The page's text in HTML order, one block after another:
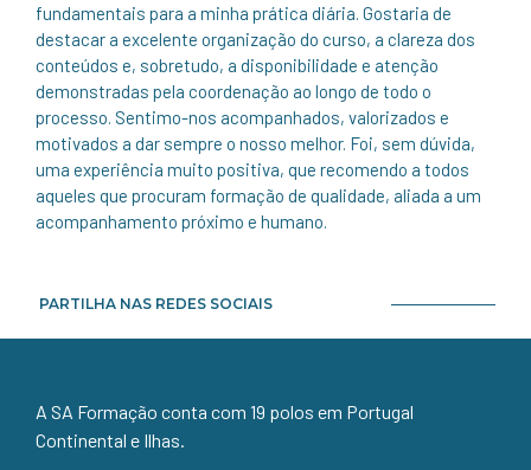
fundamentais para a minha prática diária. Gostaria de
destacar a excelente organização do curso, a clareza dos
conteúdos e, sobretudo, a disponibilidade e atenção
demonstradas pela coordenação ao longo de todo o
processo. Sentimo-nos acompanhados, valorizados e
motivados a dar sempre o nosso melhor. Foi, sem dúvida,
uma experiência muito positiva, que recomendo a todos
aqueles que procuram formação de qualidade, aliada a um
acompanhamento próximo e humano.
PARTILHA NAS REDES SOCIAIS
A SA Formação conta com 19 polos em Portugal
Continental e Ilhas.